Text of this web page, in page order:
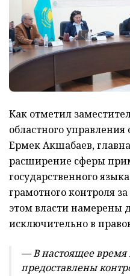
Как отметил
областного
Ермек Акшабаев,
расширение сферы
государственного
грамотного контроля
этом власти намерены
исключительно в
— В настоящее
предоставлены